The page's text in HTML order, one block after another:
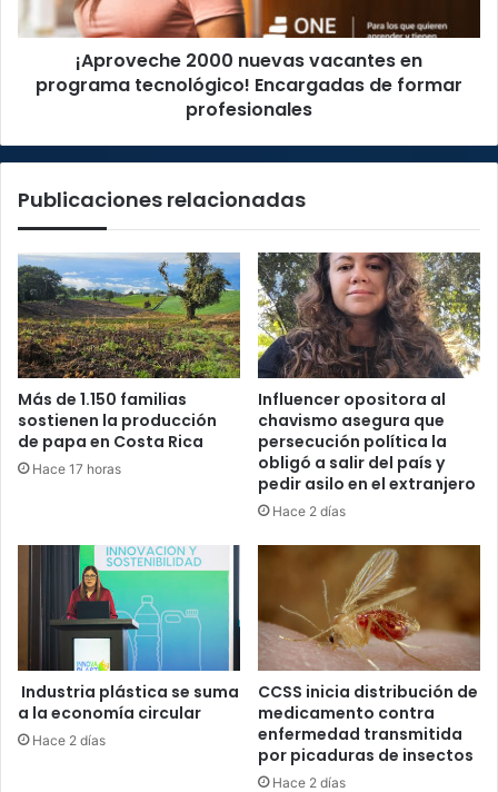
Encargadas
de
profesionales
¡Aproveche 2000 nuevas vacantes en
programa tecnológico! Encargadas de formar
profesionales
Publicaciones relacionadas
Más de 1.150 familias
sostienen la producción
de papa en Costa Rica
Hace 17 horas
Influencer opositora al
chavismo asegura que
persecución política la
obligó a salir del país y
pedir asilo en el extranjero
Hace 2 días
Industria plástica se suma
a la economía circular
Hace 2 días
CCSS inicia distribución de
medicamento contra
enfermedad transmitida
por picaduras de insectos
Hace 2 días